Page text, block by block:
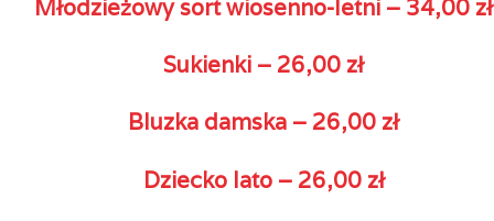
Młodzieżowy sort wiosenno-letni – 34,00 zł
Sukienki – 26,00 zł
Bluzka damska – 26,00 zł
Dziecko lato – 26,00 zł